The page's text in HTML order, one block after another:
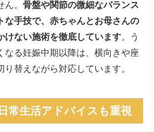
ん。骨盤や関節の微細なバランス
な手技で、赤ちゃんとお母さんの
けない施術を徹底しています。う
なる妊娠中期以降は、横向きや座
り替えながら対応しています。
常生活アドバイスも重視